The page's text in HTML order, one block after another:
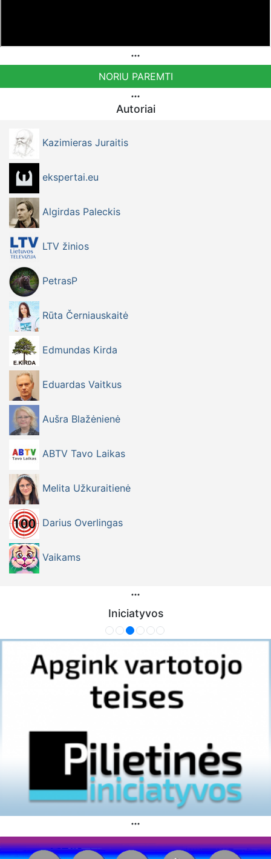
NORIU PAREMTI
Autoriai
Kazimieras Juraitis
ekspertai.eu
Algirdas Paleckis
LTV žinios
PetrasP
Rūta Černiauskaitė
Edmundas Kirda
Eduardas Vaitkus
Aušra Blažėnienė
ABTV Tavo Laikas
Melita Užkuraitienė
Darius Overlingas
Vaikams
Iniciatyvos